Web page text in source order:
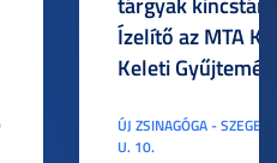
Ízelítő az MTA
Keleti
ÚJ ZSINAGÓGA -
U. 10.